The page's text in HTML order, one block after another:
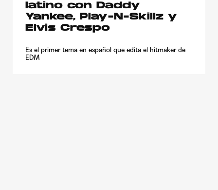
latino con Daddy
Yankee, Play-N-Skillz y
Elvis Crespo
Es el primer tema en español que edita el hitmaker de
EDM